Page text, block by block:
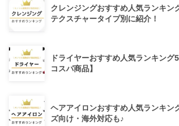
クレンジングおすすめ人気ランキン
テクスチャータイプ別に紹介！
ドライヤーおすすめ人気ランキング
コスパ商品】
ヘアアイロンおすすめ人気ランキン
ズ向け・海外対応も♪